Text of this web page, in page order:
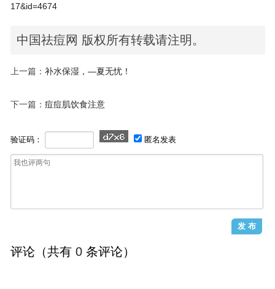
17&id=4674
中国祛痘网 版权所有转载请注明。
上一篇： 补水保湿，—夏无忧！
下一篇： 痘痘肌饮食注意
验证码： 匿名发表
评论（共有 0 条评论）